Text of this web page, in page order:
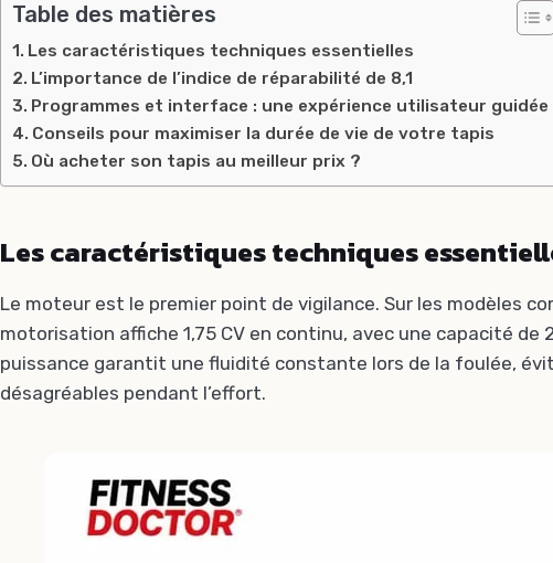
Table des matières
Les caractéristiques techniques essentielles
L’importance de l’indice de réparabilité de 8,1
Programmes et interface : une expérience utilisateur guidée
Conseils pour maximiser la durée de vie de votre tapis
Où acheter son tapis au meilleur prix ?
Les caractéristiques techniques
Le moteur est le premier point de vigilance. Sur les modèles
motorisation affiche 1,75 CV en continu, avec une capacité de
puissance garantit une fluidité constante lors de la foulée,
désagréables pendant l’effort.